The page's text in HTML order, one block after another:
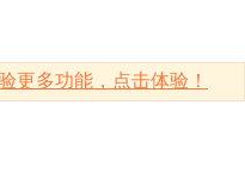
更多功能，点击体验！